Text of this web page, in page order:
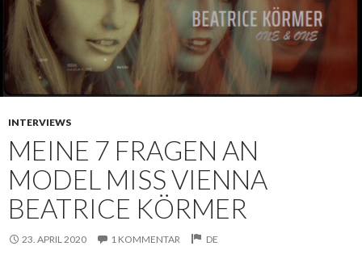
INTERVIEWS
MEINE 7 FRAGEN AN
MODEL MISS VIENNA
BEATRICE KÖRMER
23. APRIL 2020 1 KOMMENTAR DE